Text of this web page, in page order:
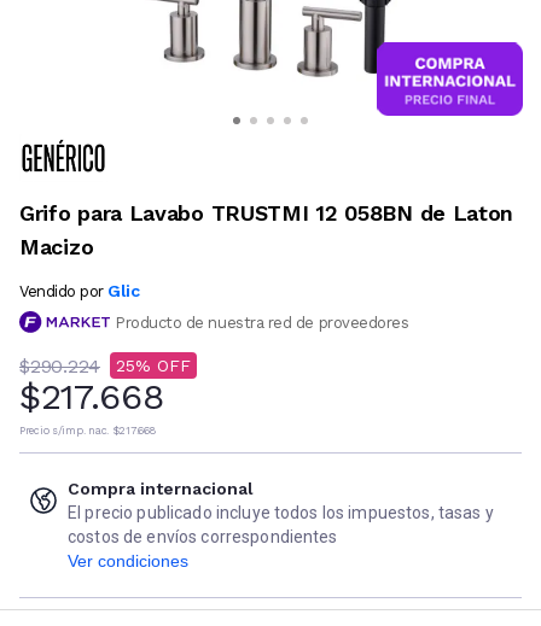
Grifo para Lavabo TRUSTMI 12 058BN de Laton
Macizo
Vendido por Glic
Producto de nuestra red de proveedores
$290.224 25
$217.668
Precio s/imp. nac. $217.668
Compra internacional
El precio publicado incluye todos los impuestos, tasas y
costos de envíos correspondientes
Ver condiciones